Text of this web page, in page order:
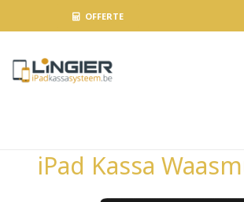
OFFERTE
iPad Kassa